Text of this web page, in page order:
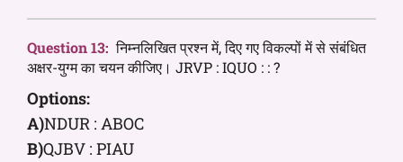
Question 13: निम्नलिखित प्रश्न में, दिए गए विकल्पों में से संबंधित
अक्षर-युग्म का चयन कीजिए। JRVP : IQUO : : ?
Options:
A)NDUR : ABOC
B)QJBV : PIAU